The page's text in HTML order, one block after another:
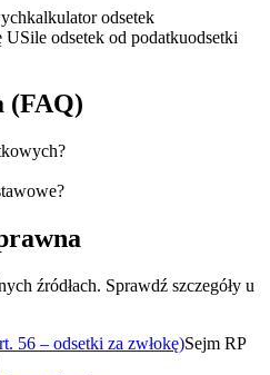
kalkulator odsetek
USile odsetek od podatkuodsetki
(FAQ)
źródłach. Sprawdź szczegóły u
56 – odsetki za zwłokę)Sejm RP